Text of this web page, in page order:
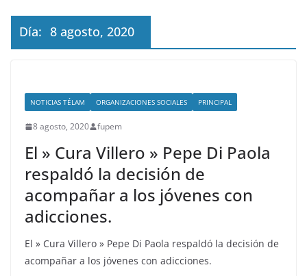
Día: 8 agosto, 2020
NOTICIAS TÉLAM ORGANIZACIONES SOCIALES PRINCIPAL
8 agosto, 2020 fupem
El » Cura Villero » Pepe Di Paola
respaldó la decisión de
acompañar a los jóvenes con
adicciones.
El » Cura Villero » Pepe Di Paola respaldó la decisión de
acompañar a los jóvenes con adicciones.